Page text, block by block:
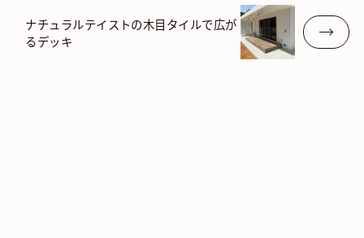
ナチュラルテイストの木目タイルで広が
るデッキ